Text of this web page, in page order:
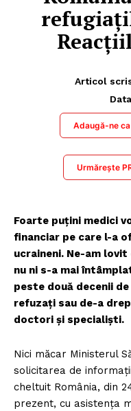
Articol
Adaugă-ne
Urmărește
Foarte puțini medici
financiar pe care l-a
ucraineni. Ne-am
nu ni s-a mai
peste două decenii
refuzați sau de-a
doctori și specialiști.
Nici măcar Ministerul
solicitarea de
cheltuit România, din
prezent, cu asistența